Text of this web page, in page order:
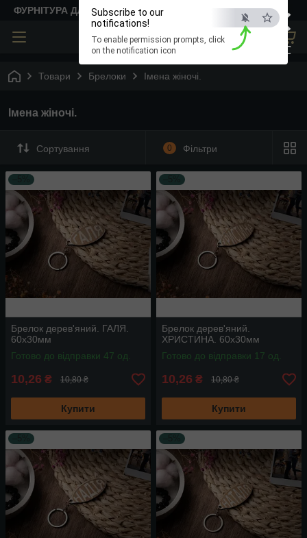
×
ESC
Subscribe to our
notifications!
To enable permission prompts, click
on the notification icon
ФУРНІТУРА ДЛЯ ТВОРЧОСТІ
Товари Брелоки Імена жіночі.
Імена жіночі.
Сортування 0 Фільтри
Брелок дерев'яний. ГАЛЯ.
60х30мм
Готово до відправки 47 од.
10,26 ₴ 10,80 ₴
Купити
Брелок дерев'яний.
ХРИСТИНА. 60х30мм
Готово до відправки 17 од.
10,26 ₴ 10,80 ₴
Купити